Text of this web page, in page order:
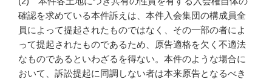
確認を求めている本件訴えは、本件入会集団の構成員全
員によって提起されたものではなく、その一部の者によ
って提起されたものであるため、原告適格を欠く不適法
なものであるといわざるを得ない。本件のような場合に
おいて、訴訟提起に同調しない者は本来原告となるべき